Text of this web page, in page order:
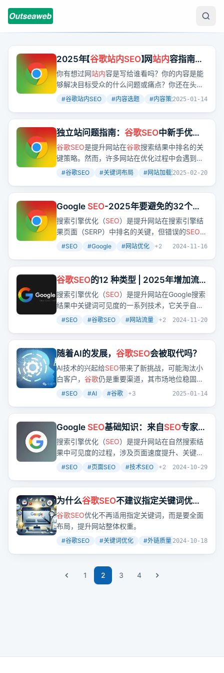
2025年【谷歌站内SEO】网站内容指南，
教你策划好"内容选题"！
你有想过网站内容是写给谁看吗？你的内容是能
够解决目标受众的什么问题或痛点？你还在头痛
呢该怎么选题？我们将在这里教你如何策划好“内
然流量来提升SEO排名！
#谷歌站内SEO #内容选题 #内容策划 + 5
2025-01-14
独立站问题指南： 谷歌SEO中新手优化
常见的10大问题及解决方案
谷歌SEO是提升网站在谷歌搜索结果中排名的关
键策略。然而，许多网站在优化过程中会遇到各
种问题，导致排名不理想甚至被惩罚。本文将详
的解决方案，帮助你避免陷阱，提升网站表现。
#谷歌SEO #关键词布局 #网站加载速度 +7
2025-02-20
Google SEO-2025年要避免的32个谷
歌SEO错误
搜索引擎优化（SEO）是提升网站在搜索引擎结
果页面（SERP）中排名的关键，但错误的SEO实
践可能导致网站受到Google的处罚。了解目标受
免重复内容和优化元标记等都是维持网站SEO健
康的重要步骤。
#SEO #Google #网站优化 +2 2024-11-16
谷歌SEO的12 种类型 | 2025年增加流量
的顶级SEO 技术
搜索引擎优化（SEO）是提升网站在Google搜索
结果中关键词可见度的一系列技术，它关乎自然
流量的产生。文章详细介绍了12种
SEO类型，从
优势，帮助网站在搜索引擎结果页面上获得更好
的排名。
#SEO #谷歌SEO #网站流量 +2 2024-11-20
随着AI的发展， 谷歌SEO会被取代吗？
AI技术的兴起给SEO带来了新挑战，可能淘汰小
白客户， 谷歌仍是重要渠道，其市场地位稳固，
内容质量和用户体验是关键，数据分析助力精准
应潮流提升能力。
#SEO #AI #谷歌 +3 2025-01-14
Google SEO基础知识：来自 SEO专家的
谷歌SEO初学者指南
搜索引擎优化（SEO）是提升网站在自然搜索结
果中可见度的过程，涉及页面速度提升、关键词
研究和内容创建等多个方面。那么，如何有效地
SEO初学者指南，从基础知识到技术细节，帮助
你掌握SEO的核心技巧。
#SEO #页面SEO #技术SEO +2 2024-10-29
为什么谷歌SEO不建议指定关键词优
化？
谷歌SEO优化不再适用指定关键词，而是要全面
布局，提升网站整体权重。
#谷歌SEO #关键词优化 #外链质量 +2
2024-10-18
1 2 3 4